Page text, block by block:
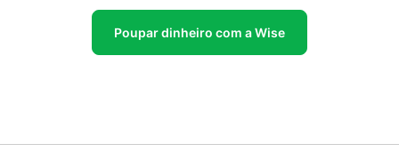
Poupar dinheiro com a Wise